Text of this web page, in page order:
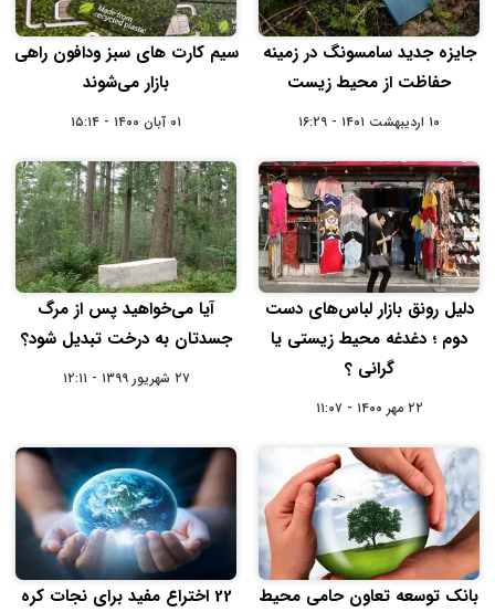
جایزه جدید سامسونگ در زمینه
حفاظت از محیط زیست
۱۰ اردیبهشت ۱۴۰۱ - ۱۶:۲۹
سیم کارت های سبز ودافون راهی
بازار می‌شوند
۰۱ آبان ۱۴۰۰ - ۱۵:۱۴
دلیل رونق بازار لباس‌های دست
دوم ؛ دغدغه محیط زیستی یا
گرانی ؟
۲۲ مهر ۱۴۰۰ - ۱۱:۰۷
آیا می‌خواهید پس از مرگ
جسدتان به درخت تبدیل شود؟
۲۷ شهریور ۱۳۹۹ - ۱۲:۱۱
بانک توسعه تعاون حامی محیط
22 اختراع مفید برای نجات کره